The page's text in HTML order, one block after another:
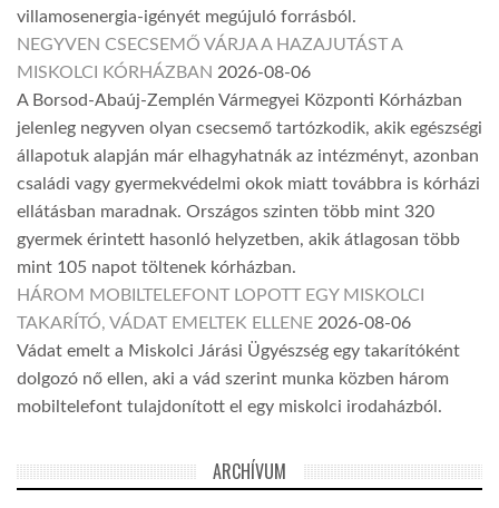
villamosenergia-igényét megújuló forrásból.
NEGYVEN CSECSEMŐ VÁRJA A HAZAJUTÁST A
MISKOLCI KÓRHÁZBAN 2026-08-06
A Borsod-Abaúj-Zemplén Vármegyei Központi Kórházban
jelenleg negyven olyan csecsemő tartózkodik, akik egészségi
állapotuk alapján már elhagyhatnák az intézményt, azonban
családi vagy gyermekvédelmi okok miatt továbbra is kórházi
ellátásban maradnak. Országos szinten több mint 320
gyermek érintett hasonló helyzetben, akik átlagosan több
mint 105 napot töltenek kórházban.
HÁROM MOBILTELEFONT LOPOTT EGY MISKOLCI
TAKARÍTÓ, VÁDAT EMELTEK ELLENE 2026-08-06
Vádat emelt a Miskolci Járási Ügyészség egy takarítóként
dolgozó nő ellen, aki a vád szerint munka közben három
mobiltelefont tulajdonított el egy miskolci irodaházból.
ARCHÍVUM